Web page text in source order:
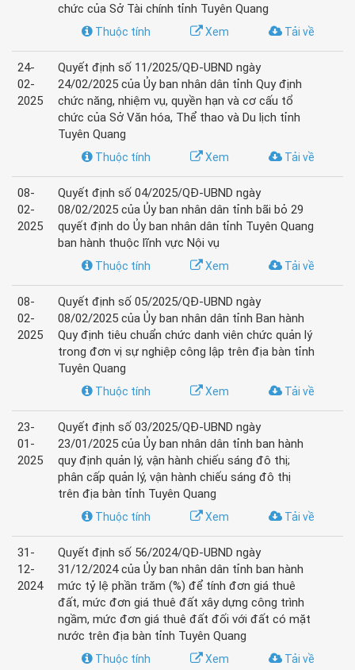
chức của Sở Tài chính tỉnh Tuyên Quang
Tải về
Xem
Thuộc tính
24-
02-
2025
Quyết định số 11/2025/QĐ-UBND ngày
24/02/2025 của Ủy ban nhân dân tỉnh Quy định
chức năng, nhiệm vụ, quyền hạn và cơ cấu tổ
chức của Sở Văn hóa, Thể thao và Du lịch tỉnh
Tuyên Quang
Tải về
Xem
Thuộc tính
08-
02-
2025
Quyết định số 04/2025/QĐ-UBND ngày
08/02/2025 của Ủy ban nhân dân tỉnh bãi bỏ 29
quyết định do Ủy ban nhân dân tỉnh Tuyên Quang
ban hành thuộc lĩnh vực Nội vụ
Tải về
Xem
Thuộc tính
08-
02-
2025
Quyết định số 05/2025/QĐ-UBND ngày
08/02/2025 của Ủy ban nhân dân tỉnh Ban hành
Quy định tiêu chuẩn chức danh viên chức quản lý
trong đơn vị sự nghiệp công lập trên địa bàn tỉnh
Tuyên Quang
Tải về
Xem
Thuộc tính
23-
01-
2025
Quyết định số 03/2025/QĐ-UBND ngày
23/01/2025 của Ủy ban nhân dân tỉnh ban hành
quy định quản lý, vận hành chiếu sáng đô thị;
phân cấp quản lý, vận hành chiếu sáng đô thị
trên địa bàn tỉnh Tuyên Quang
Tải về
Xem
Thuộc tính
31-
12-
2024
Quyết định số 56/2024/QĐ-UBND ngày
31/12/2024 của Ủy ban nhân dân tỉnh ban hành
mức tỷ lệ phần trăm (%) để tính đơn giá thuê
đất, mức đơn giá thuê đất xây dựng công trình
ngầm, mức đơn giá thuê đất đối với đất có mặt
nước trên địa bàn tỉnh Tuyên Quang
Tải về
Xem
Thuộc tính